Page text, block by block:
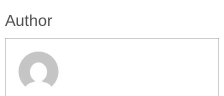
Author